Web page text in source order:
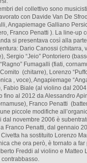
del collettivo sono
con Davide Van De
Angapiemage Galliano
Franco Penatti ). La line-up
si presentava così alla
Dario Canossi (chitarra,
Sergio “Jeio” Pontoriero
Fumagalli (fiati,
(chitarre), Lorenzo
, voce), Angapiemage
Fabio Biale (al violino dal 2004
fino al 2012 da Alessandro
Franco Penatti
piccole modifiche
dal novembre 2006 è
Franco Penatti, dal gennaio
ha sostituito Lorenzo
che ora però, è tornato a far
Freddi al violino e Matteo